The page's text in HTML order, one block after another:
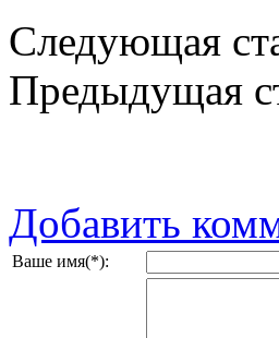
Следующая
Предыдущая
Добавить
Ваше имя(*):